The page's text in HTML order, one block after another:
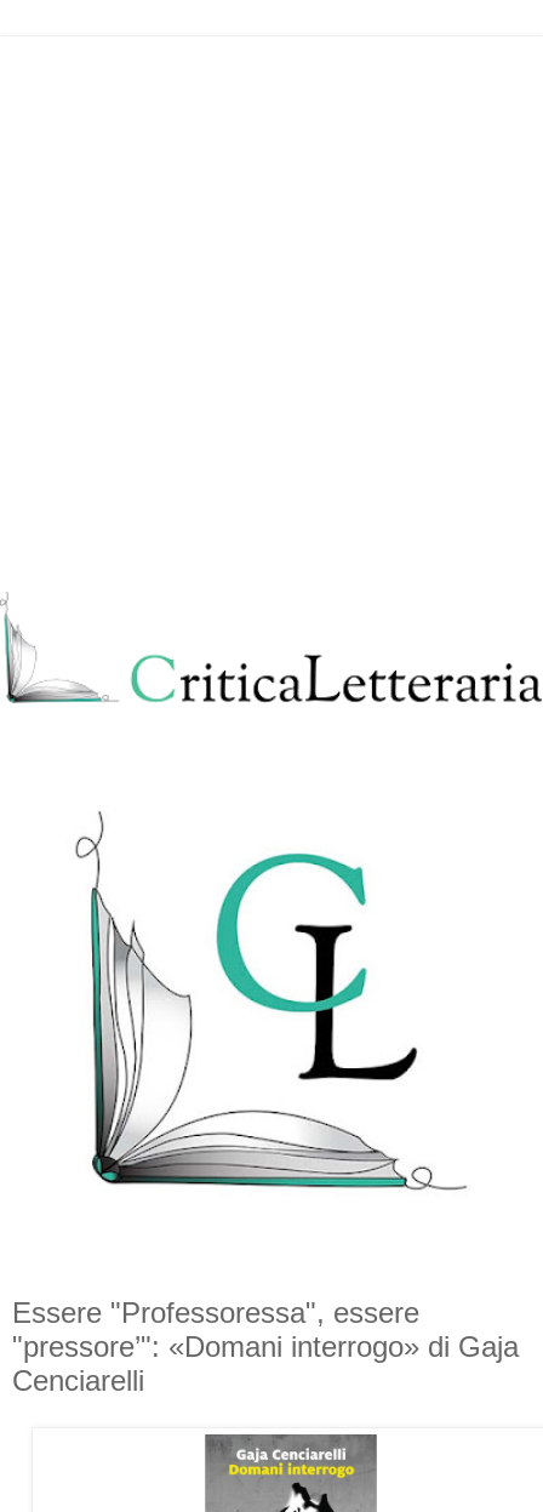
Essere "Professoressa", essere
"pressore’": «Domani interrogo» di Gaja
Cenciarelli